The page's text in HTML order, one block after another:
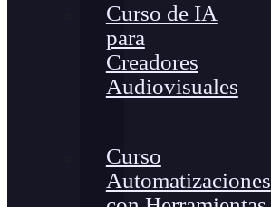
Curso de IA
para
Creadores
Audiovisuales
Curso
Automatizaciones